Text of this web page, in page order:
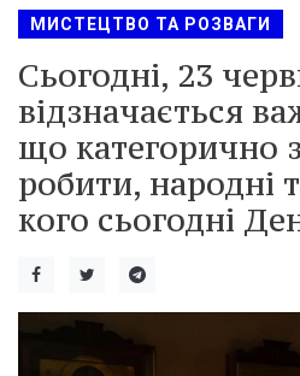
МИСТЕЦТВО ТА РОЗВАГИ
Сьогодні, 23
відзначається
що категорично
робити, народні
кого сьогодні